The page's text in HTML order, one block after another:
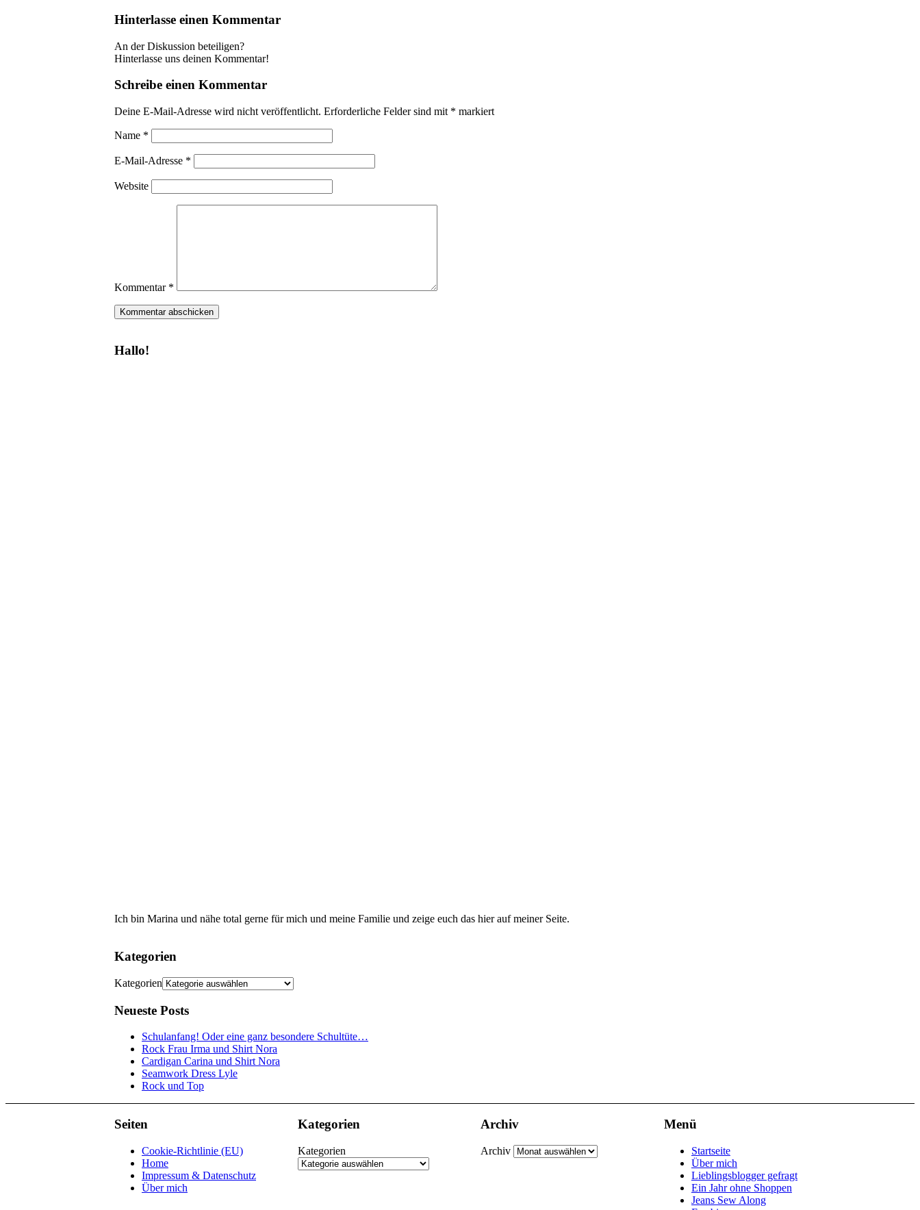
Hinterlasse einen Kommentar
An der Diskussion beteiligen?
Hinterlasse uns deinen Kommentar!
Schreibe einen Kommentar
Deine E-Mail-Adresse wird nicht veröffentlicht. Erforderliche Felder sind mit * markiert
Name *
E-Mail-Adresse *
Website
Kommentar *
Hallo!
Ich bin Marina und nähe total gerne für mich und meine Familie und zeige euch das hier auf meiner Seite.
Kategorien
Kategorien
Neueste Posts
Schulanfang! Oder eine ganz besondere Schultüte…
Rock Frau Irma und Shirt Nora
Cardigan Carina und Shirt Nora
Seamwork Dress Lyle
Rock und Top
Seiten
Cookie-Richtlinie (EU)
Home
Impressum & Datenschutz
Über mich
Kategorien
Kategorien
Archiv
Archiv
Menü
Startseite
Über mich
Lieblingsblogger gefragt
Ein Jahr ohne Shoppen
Jeans Sew Along